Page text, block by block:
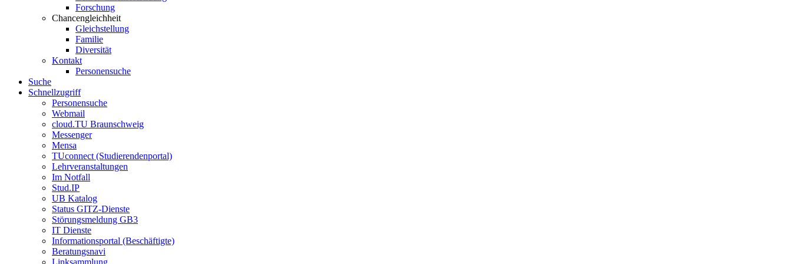
Forschung
Chancengleichheit
Gleichstellung
Familie
Diversität
Kontakt
Personensuche
Suche
Schnellzugriff
Personensuche
Webmail
cloud.TU Braunschweig
Messenger
Mensa
TUconnect (Studierendenportal)
Lehrveranstaltungen
Im Notfall
Stud.IP
UB Katalog
Status GITZ-Dienste
Störungsmeldung GB3
IT Dienste
Informationsportal (Beschäftigte)
Beratungsnavi
Linksammlung